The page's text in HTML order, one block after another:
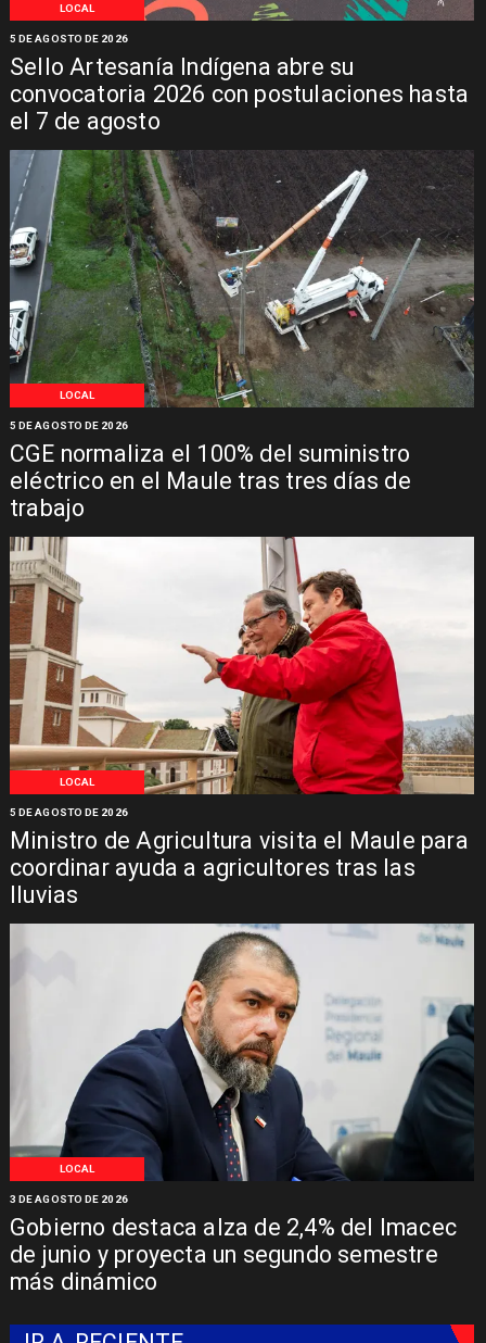
LOCAL
Sello Artesanía Indígena abre su
convocatoria 2026 con postulaciones hasta
el 7 de agosto
5 DE AGOSTO DE 2026
LOCAL
CGE normaliza el 100% del suministro
eléctrico en el Maule tras tres días de
trabajo
5 DE AGOSTO DE 2026
LOCAL
Ministro de Agricultura visita el Maule para
coordinar ayuda a agricultores tras las
lluvias
5 DE AGOSTO DE 2026
LOCAL
Gobierno destaca alza de 2,4% del Imacec
de junio y proyecta un segundo semestre
más dinámico
3 DE AGOSTO DE 2026